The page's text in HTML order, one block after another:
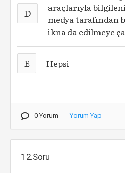
D
araçlarıyla
medya tarafından
ikna da edilmeye
E Hepsi
0 Yorum Yorum Yap
12.Soru